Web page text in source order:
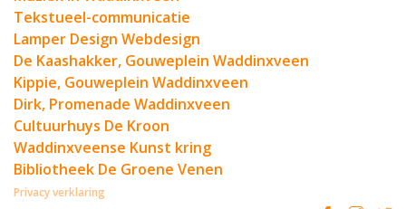
Tekstueel-communicatie
Lamper Design Webdesign
De Kaashakker, Gouweplein Waddinxveen
Kippie, Gouweplein Waddinxveen
Dirk, Promenade Waddinxveen
Cultuurhuys De Kroon
Waddinxveense Kunst kring
Bibliotheek De Groene Venen
Privacy verklaring